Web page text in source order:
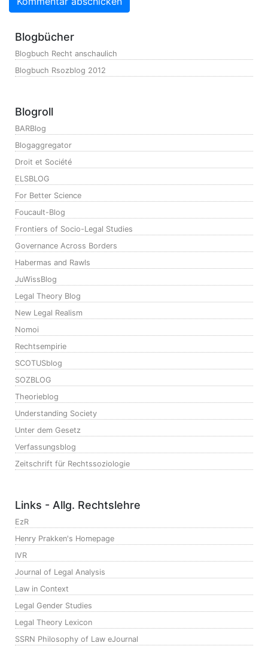
Blogbücher
Blogbuch Recht anschaulich
Blogbuch Rsozblog 2012
Blogroll
BARBlog
Blogaggregator
Droit et Société
ELSBLOG
For Better Science
Foucault-Blog
Frontiers of Socio-Legal Studies
Governance Across Borders
Habermas and Rawls
JuWissBlog
Legal Theory Blog
New Legal Realism
Nomoi
Rechtsempirie
SCOTUSblog
SOZBLOG
Theorieblog
Understanding Society
Unter dem Gesetz
Verfassungsblog
Zeitschrift für Rechtssoziologie
Links - Allg. Rechtslehre
EzR
Henry Prakken's Homepage
IVR
Journal of Legal Analysis
Law in Context
Legal Gender Studies
Legal Theory Lexicon
SSRN Philosophy of Law eJournal